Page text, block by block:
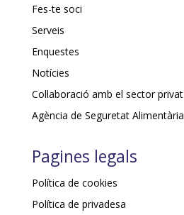
Fes-te soci
Serveis
Enquestes
Notícies
Col·laboració amb el sector privat
Agència de Seguretat Alimentària
Pagines legals
Política de cookies
Política de privadesa